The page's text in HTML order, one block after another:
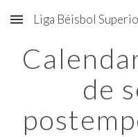
Skip to main content
Liga Béisbol
de